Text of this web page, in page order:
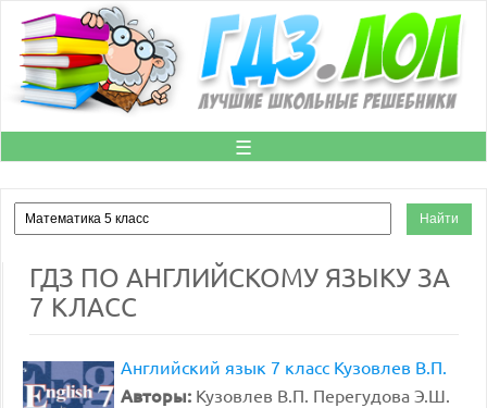
☰
ГДЗ ПО АНГЛИЙСКОМУ ЯЗЫКУ ЗА
7 КЛАСС
Английский язык 7 класс Кузовлев В.П.
Авторы: Кузовлев В.П. Перегудова Э.Ш.